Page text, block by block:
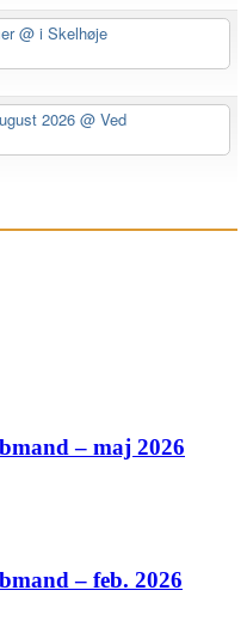
@ i Skelhøje
2026 @ Ved
– maj 2026
– feb. 2026